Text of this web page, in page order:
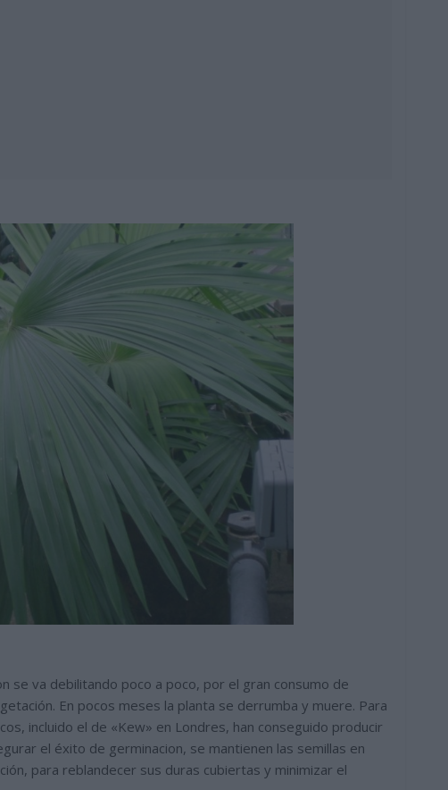
se va debilitando poco a poco, por el gran consumo de
En pocos meses la planta se derrumba y muere. Para
incluido el de «Kew» en Londres, han conseguido producir
el éxito de germinacion, se mantienen las semillas en
para reblandecer sus duras cubiertas y minimizar el